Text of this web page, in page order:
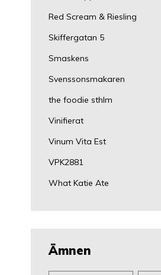
Red Scream & Riesling
Skiffergatan 5
Smaskens
Svenssonsmakaren
the foodie sthlm
Vinifierat
Vinum Vita Est
VPK2881
What Katie Ate
Ämnen